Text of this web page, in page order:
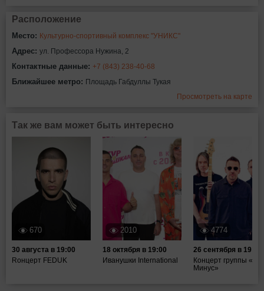
Расположение
Место: Культурно-спортивный комплекс "УНИКС"
Адрес: ул. Профессора Нужина, 2
Контактные данные: +7 (843) 238-40-68
Ближайшее метро: Площадь Габдуллы Тукая
Просмотреть на карте
Так же вам может быть интересно
670
30 августа в 19:00
Rонцерт FEDUK
2010
18 октября в 19:00
Иванушки International
4774
26 сентября в 19:00
Концерт группы
Минус»